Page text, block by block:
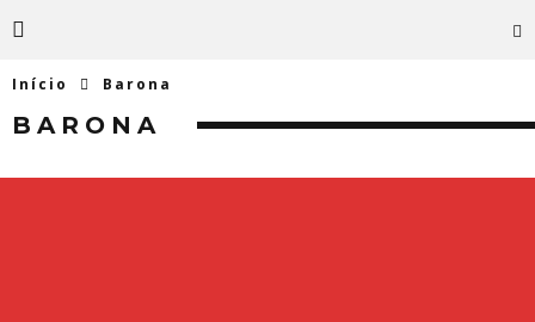
Início Barona
BARONA